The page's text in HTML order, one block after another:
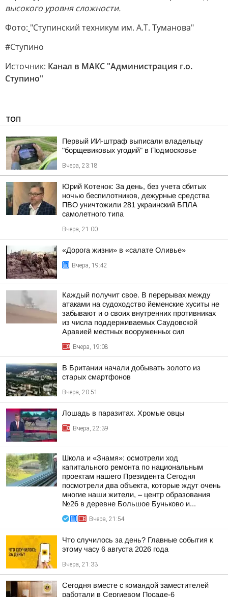
высокого уровня сложности.
Фото: "Ступинский техникум им. А.Т. Туманова"
#Ступино
Источник: Канал в МАКС "Администрация г.о.
Ступино"
ТОП
Первый ИИ-штраф выписали владельцу
"борщевиковых угодий" в Подмосковье
Вчера, 23:18
Юрий Котенок: За день, без учета сбитых
ночью беспилотников, дежурные средства
ПВО уничтожили 281 украинский БПЛА
самолетного типа
Вчера, 21:00
«Дорога жизни» в «салате Оливье»
Вчера, 19:42
Каждый получит свое. В перерывах между
атаками на судоходство йеменские хуситы не
забывают и о своих внутренних противниках
из числа поддерживаемых Саудовской
Аравией местных вооруженных сил
Вчера, 19:08
В Британии начали добывать золото из
старых смартфонов
Вчера, 20:51
Лошадь в паразитах. Хромые овцы
Вчера, 22:39
Школа и «Знамя»: осмотрели ход
капитального ремонта по национальным
проектам нашего Президента Сегодня
посмотрели два объекта, которые ждут очень
многие наши жители, – центр образования
№26 в деревне Большое Буньково и...
Вчера, 21:54
Что случилось за день? Главные события к
этому часу 6 августа 2026 года
Вчера, 21:33
Сегодня вместе с командой заместителей
работали в Сергиевом Посаде-6